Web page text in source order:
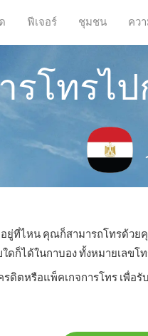
ฟีเจอร์ ชุมชน คว
รโทรไ
ยู่ที่ไหน คุณก็สามารถโทรด้วย
ดก็ได้ในกาบอง ทั้งหมายเลข
รดิตหรือแพ็คเกจการโทร เพื่อ